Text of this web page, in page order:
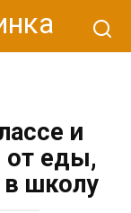
и
от еды,
в школу